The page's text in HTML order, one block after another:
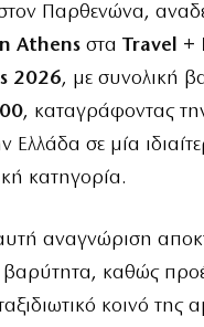
Παρθενώνα,
Athens στα Travel +
2026, με συνολική
, καταγράφοντας
Ελλάδα σε μία
κατηγορία.
αναγνώριση
βαρύτητα, καθώς
κοινό της